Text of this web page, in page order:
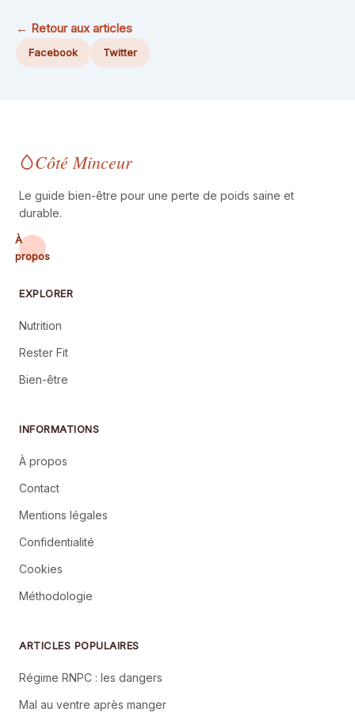
← Retour aux articles
Facebook Twitter
Côté Minceur
Le guide bien-être pour une perte de poids saine et
durable.
À
propos
EXPLORER
Nutrition
Rester Fit
Bien-être
INFORMATIONS
À propos
Contact
Mentions légales
Confidentialité
Cookies
Méthodologie
ARTICLES POPULAIRES
Régime RNPC : les dangers
Mal au ventre après manger